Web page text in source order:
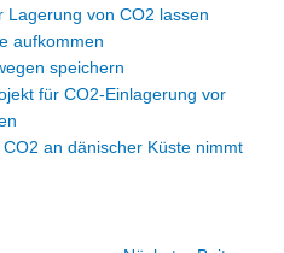
Lagerung von CO2 lassen
aufkommen
speichern
für CO2-Einlagerung vor
an dänischer Küste nimmt